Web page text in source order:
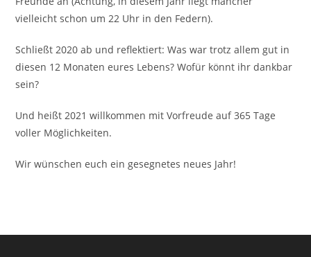
vielleicht schon um 22 Uhr in den Federn).
Schließt 2020 ab und reflektiert: Was war trotz allem gut in
diesen 12 Monaten eures Lebens? Wofür könnt ihr dankbar
sein?
Und heißt 2021 willkommen mit Vorfreude auf 365 Tage
voller Möglichkeiten.
Wir wünschen euch ein gesegnetes neues Jahr!